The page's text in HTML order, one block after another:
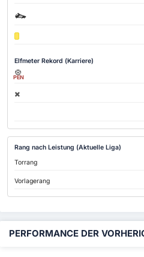
Elfmeter Rekord (Karriere)
PEN
Rang nach Leistung (Aktuelle Liga)
Torrang
Vorlagerang
PERFORMANCE DER